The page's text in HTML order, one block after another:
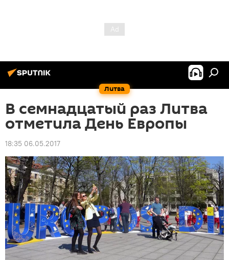
Литва
В семнадцатый раз Литва
отметила День Европы
18:35 06.05.2017